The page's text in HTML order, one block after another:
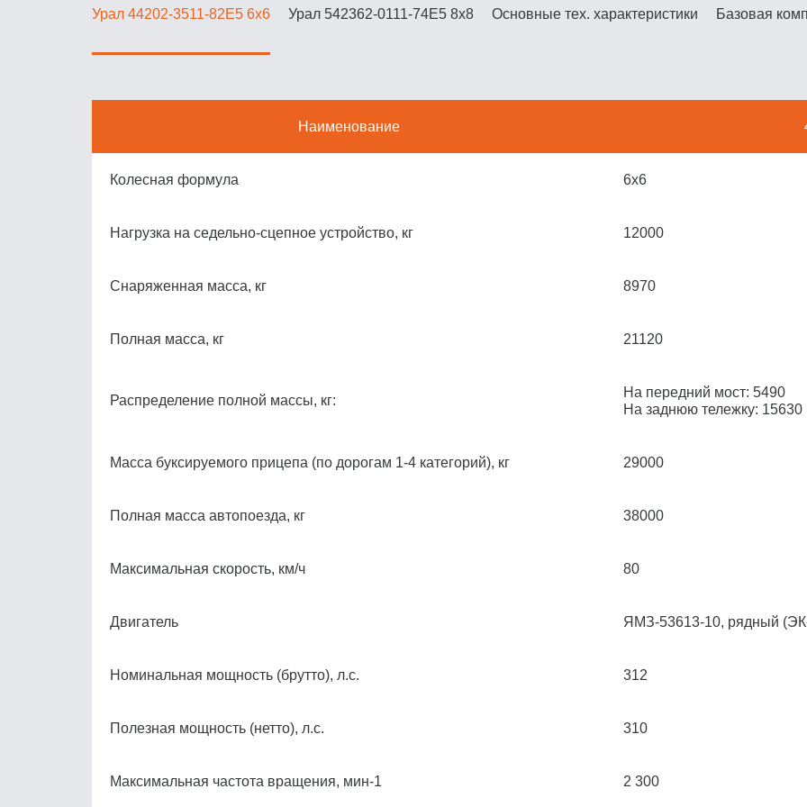
Урал 44202-3511-82Е5 6x6 Урал 542362-0111-74Е5 8x8 Основные тех. характеристики Базовая
Наименование
Колесная формула 6x6
Нагрузка на седельно-сцепное устройство, кг 12000
Снаряженная масса, кг 8970
Полная масса, кг 21120
Распределение полной массы, кг:
На передний мост: 5490
На заднюю тележку: 15630
Масса буксируемого прицепа (по дорогам 1-4 категорий), кг 29000
Полная масса автопоезда, кг 38000
Максимальная скорость, км/ч 80
Двигатель ЯМЗ-53613-10, рядный
Номинальная мощность (брутто), л.с. 312
Полезная мощность (нетто), л.с. 310
Максимальная частота вращения, мин-1 2 300